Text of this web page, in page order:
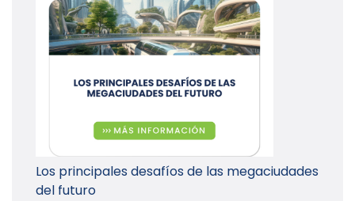
Los principales desafíos de las megaciudades
del futuro